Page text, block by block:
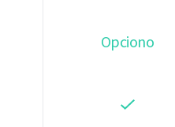
Opciono